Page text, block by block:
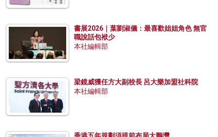
書展2026｜葉劉淑儀：最喜歡姐姐角色 無官
職說話包袱少
本社編輯部
梁鏡威獲任方大副校長 呂大樂加盟社科院
本社編輯部